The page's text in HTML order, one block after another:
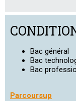
Bac général
Bac
Bac
Parcoursup